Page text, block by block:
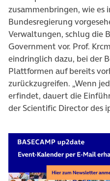
zusammenbringen, wie es
Bundesregierung
Verwaltungen, schlug die
Government vor. Prof.
eindringlich dazu, bei der
Plattformen auf bereits
zurückzugreifen. „Wenn
erfindet, dauert die
der Scientific Director des